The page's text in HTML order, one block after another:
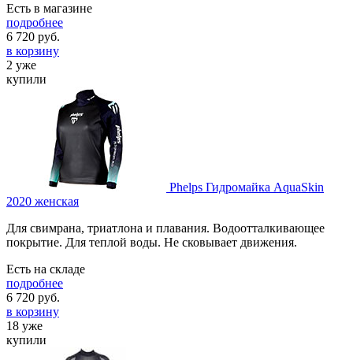
Есть в магазине
подробнее
6 720 руб.
в корзину
2 уже
купили
Phelps Гидромайка AquaSkin
2020 женская
Для свимрана, триатлона и плавания. Водоотталкивающее
покрытие. Для теплой воды. Не сковывает движения.
Есть на складе
подробнее
6 720 руб.
в корзину
18 уже
купили